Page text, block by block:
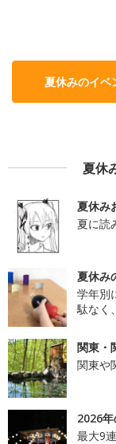
夏休みのイベ
夏休
夏休み
夏に読
夏休み
学年別
駄なく
関東・
関東や
2026
最大9